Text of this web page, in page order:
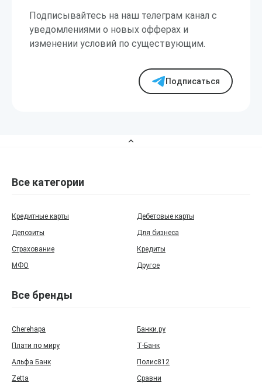
Подписывайтесь на наш телеграм канал с
уведомлениями о новых офферах и
изменении условий по существующим.
Подписаться
Все категории
Кредитные карты
Дебетовые карты
Депозиты
Для бизнеса
Страхование
Кредиты
МФО
Другое
Все бренды
Cherehapa
Банки.ру
Плати по миру
Т‑Банк
Альфа Банк
Полис812
Zetta
Сравни